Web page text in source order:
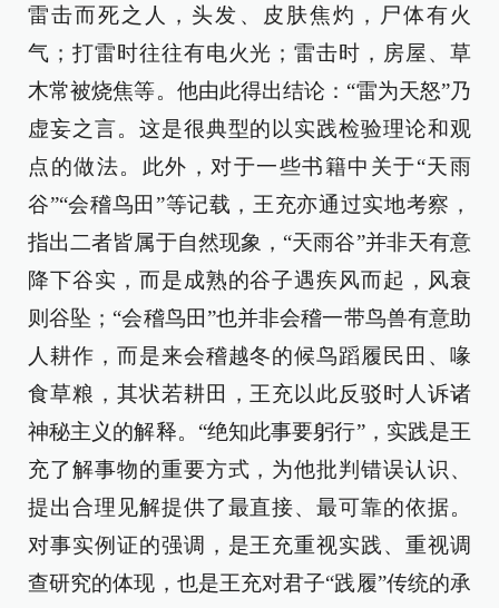
雷击而死之人，头发、皮肤焦灼，尸体有火
气；打雷时往往有电火光；雷击时，房屋、草
木常被烧焦等。他由此得出结论：“雷为天怒”乃
虚妄之言。这是很典型的以实践检验理论和观
点的做法。此外，对于一些书籍中关于“天雨
谷”“会稽鸟田”等记载，王充亦通过实地考察，
指出二者皆属于自然现象，“天雨谷”并非天有意
降下谷实，而是成熟的谷子遇疾风而起，风衰
则谷坠；“会稽鸟田”也并非会稽一带鸟兽有意助
人耕作，而是来会稽越冬的候鸟蹈履民田、喙
食草粮，其状若耕田，王充以此反驳时人诉诸
神秘主义的解释。“绝知此事要躬行”，实践是王
充了解事物的重要方式，为他批判错误认识、
提出合理见解提供了最直接、最可靠的依据。
对事实例证的强调，是王充重视实践、重视调
查研究的体现，也是王充对君子“践履”传统的承